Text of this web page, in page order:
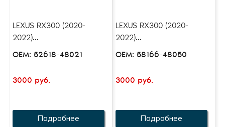
LEXUS RX300 (2020-
2022)...
OEM: 52618-48021
3000 руб.
Подробнее
LEXUS RX300 (2020-
2022)...
OEM: 58166-48050
3000 руб.
Подробнее